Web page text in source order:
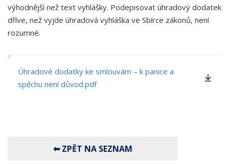
výhodnější než text vyhlášky. Podepisovat úhradový dodatek
dříve, než vyjde úhradová vyhláška ve Sbírce zákonů, není
rozumné.
Úhradové dodatky ke smlouvám – k panice a
spěchu není důvod.pdf